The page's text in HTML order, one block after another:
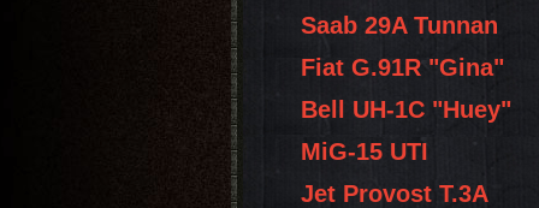
Saab 29A Tunnan
Fiat G.91R "Gina"
Bell UH-1C "Huey"
MiG-15 UTI
Jet Provost T.3A